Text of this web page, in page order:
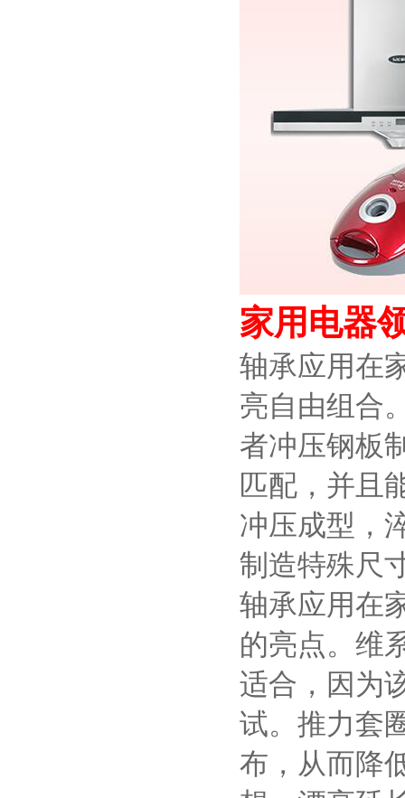
家用电器
轴承应用在
亮自由组合
者冲压钢板
匹配，并且
冲压成型，
制造特殊尺
轴承应用在
的亮点。维
适合，因为
试。推力套
布，从而降